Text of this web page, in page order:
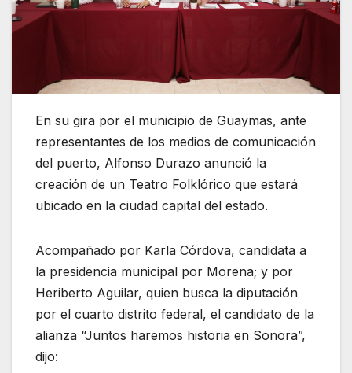
En su gira por el municipio de Guaymas, ante
representantes de los medios de comunicación
del puerto, Alfonso Durazo anunció la
creación de un Teatro Folklórico que estará
ubicado en la ciudad capital del estado.
Acompañado por Karla Córdova, candidata a
la presidencia municipal por Morena; y por
Heriberto Aguilar, quien busca la diputación
por el cuarto distrito federal, el candidato de la
alianza “Juntos haremos historia en Sonora”,
dijo: